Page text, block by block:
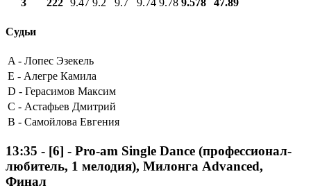
Судьи
A - Лопес Эзекель
E - Алегре Камила
D - Герасимов Максим
C - Астафьев Дмитрий
B - Самойлова Евгения
13:35 - [6] - Pro-am Single Dance (профессионал-
любитель, 1 мелодия), Милонга Advanced,
Финал